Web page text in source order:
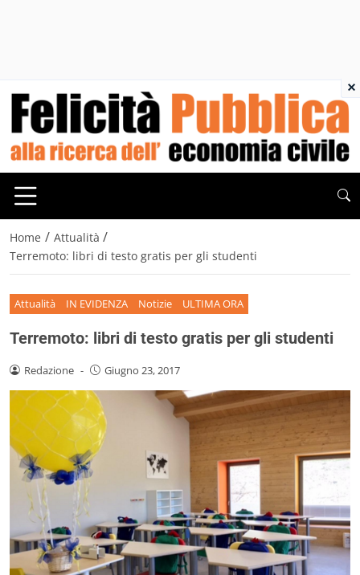
Home / Attualità /
Terremoto: libri di testo gratis per gli studenti
Attualità IN EVIDENZA Notizie ULTIMA ORA
Terremoto: libri di testo gratis per gli studenti
Redazione - Giugno 23, 2017
×